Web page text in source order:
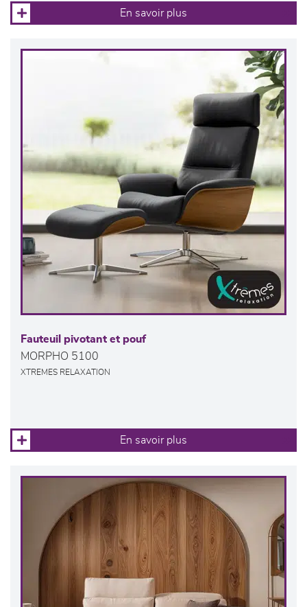
En savoir plus
Fauteuil pivotant et pouf
MORPHO 5100
XTREMES RELAXATION
En savoir plus